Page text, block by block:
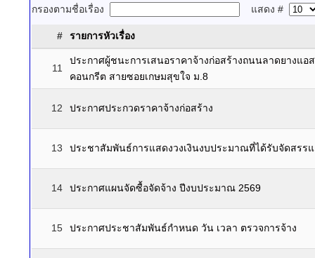
กรองตามชื่อเรื่อง แสดง #
# รายการหัวเรื่อง
11
ประกาศผู้ชนะการเสนอราคาจ้างก่อสร้างถนนลาดยางแอ
คอนกรีต สายซอยเกษมสุขใจ ม.8
12 ประกาศประกวดราคาจ้างก่อสร้าง
13 ประชาสัมพันธ์การแสดงวงเงินงบประมาณที่ได้รับจัดสรร
14 ประกาศแผนจัดซื้อจัดจ้าง ปีงบประมาณ 2569
15 ประกาศประชาสัมพันธ์กำหนด วัน เวลา ตรวจการจ้าง